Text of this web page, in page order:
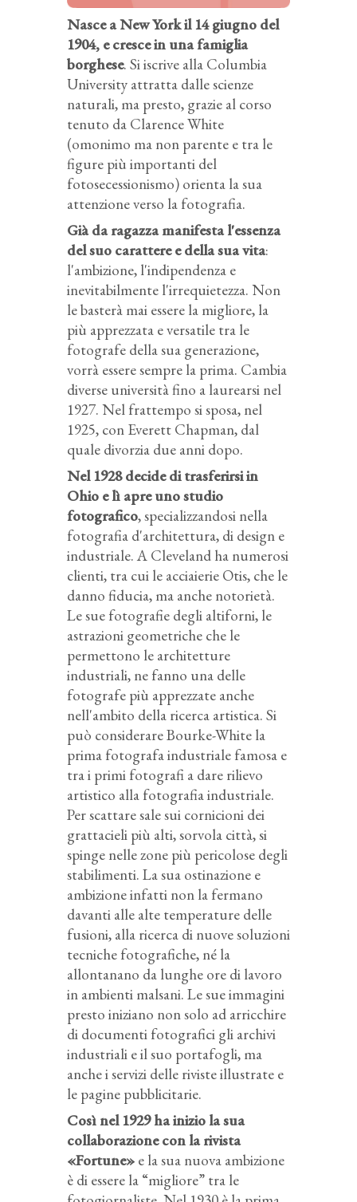
Nasce a New York il 14 giugno del
1904, e cresce in una famiglia
borghese. Si iscrive alla Columbia
University attratta dalle scienze
naturali, ma presto, grazie al corso
tenuto da Clarence White
(omonimo ma non parente e tra le
figure più importanti del
fotosecessionismo) orienta la sua
attenzione verso la fotografia.
Già da ragazza manifesta l'essenza
del suo carattere e della sua vita:
l'ambizione, l'indipendenza e
inevitabilmente l'irrequietezza. Non
le basterà mai essere la migliore, la
più apprezzata e versatile tra le
fotografe della sua generazione,
vorrà essere sempre la prima. Cambia
diverse università fino a laurearsi nel
1927. Nel frattempo si sposa, nel
1925, con Everett Chapman, dal
quale divorzia due anni dopo.
Nel 1928 decide di trasferirsi in
Ohio e lì apre uno studio
fotografico, specializzandosi nella
fotografia d'architettura, di design e
industriale. A Cleveland ha numerosi
clienti, tra cui le acciaierie Otis, che le
danno fiducia, ma anche notorietà.
Le sue fotografie degli altiforni, le
astrazioni geometriche che le
permettono le architetture
industriali, ne fanno una delle
fotografe più apprezzate anche
nell'ambito della ricerca artistica. Si
può considerare Bourke-White la
prima fotografa industriale famosa e
tra i primi fotografi a dare rilievo
artistico alla fotografia industriale.
Per scattare sale sui cornicioni dei
grattacieli più alti, sorvola città, si
spinge nelle zone più pericolose degli
stabilimenti. La sua ostinazione e
ambizione infatti non la fermano
davanti alle alte temperature delle
fusioni, alla ricerca di nuove soluzioni
tecniche fotografiche, né la
allontanano da lunghe ore di lavoro
in ambienti malsani. Le sue immagini
presto iniziano non solo ad arricchire
di documenti fotografici gli archivi
industriali e il suo portafogli, ma
anche i servizi delle riviste illustrate e
le pagine pubblicitarie.
Così nel 1929 ha inizio la sua
collaborazione con la rivista
«Fortune» e la sua nuova ambizione
è di essere la “migliore” tra le